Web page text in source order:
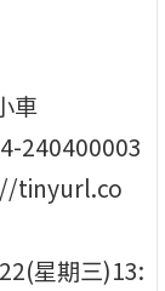
車
240400003
tinyurl.co
星期三)13: